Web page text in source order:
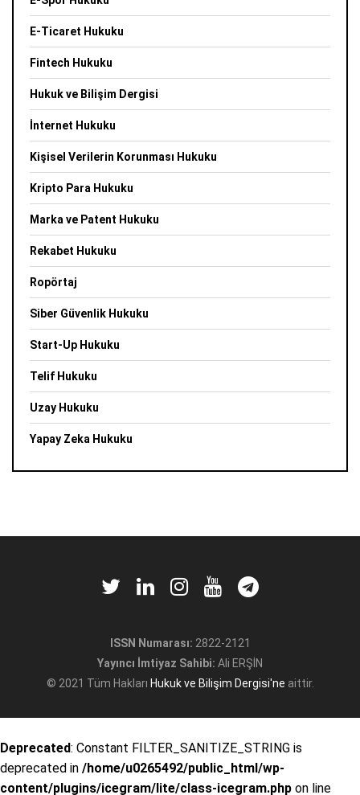
E-Ticaret Hukuku
Fintech Hukuku
Hukuk ve Bilişim Dergisi
İnternet Hukuku
Kişisel Verilerin Korunması Hukuku
Kripto Para Hukuku
Marka ve Patent Hukuku
Rekabet Hukuku
Ropörtaj
Siber Güvenlik Hukuku
Start-Up Hukuku
Telif Hukuku
Uzay Hukuku
Yapay Zeka Hukuku
ISSN Numarası: 2822-2121
Yayıncı İmtiyaz Sahibi: Ali ERŞİN
© 2021 Tüm Hakları Hukuk ve Bilişim Dergisi'ne aittir.
Deprecated: Constant FILTER_SANITIZE_STRING is
deprecated in /home/u0265492/public_html/wp-
content/plugins/icegram/lite/class-icegram.php on line